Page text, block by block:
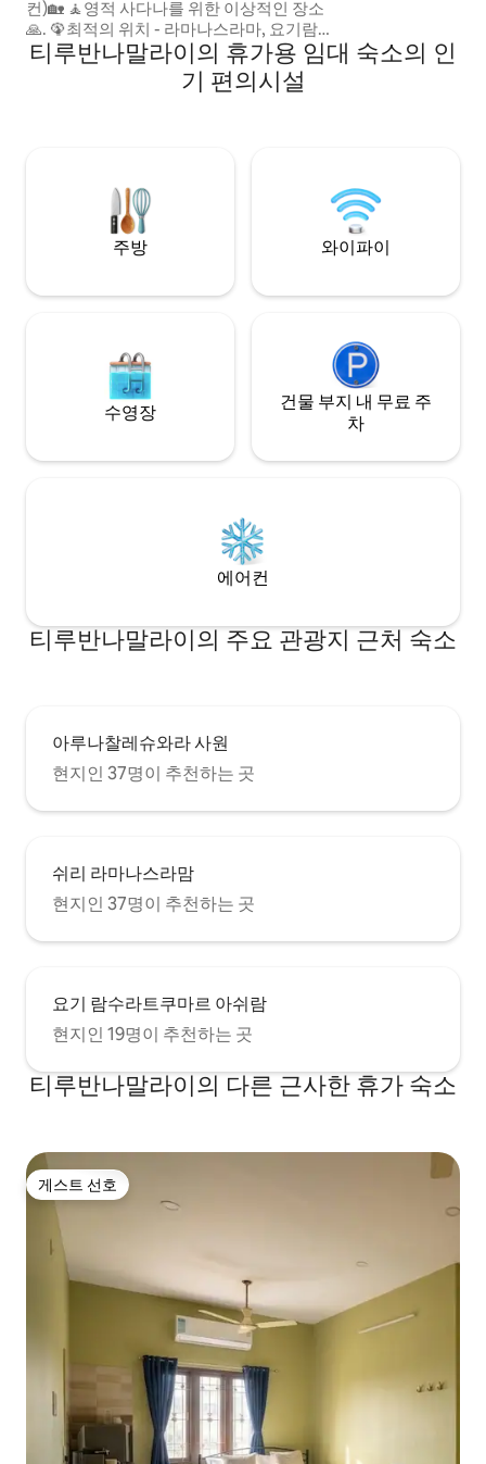
컨)🏡 🧘영적 사다나를 위한 이상적인 장소
🙏. 🦚최적의 위치 - 라마나스라마, 요기람
& 세샤드리 아쉬람까지 도보로 몇 분🚶 좋
은 레스토랑, 자동차 스탠드 및 상점에서 가
티루반나말라이의 휴가용 임대 숙소의 인
기 편의시설
주방 와이파이
수영장
건물 부지 내 무료 주
차
에어컨
티루반나말라이의 주요 관광지 근처 숙소
아루나찰레슈와라 사원
현지인 37명이 추천하는 곳
쉬리 라마나스라맘
현지인 37명이 추천하는 곳
요기 람수라트쿠마르 아쉬람
현지인 19명이 추천하는 곳
티루반나말라이의 다른 근사한 휴가 숙소
게스트 선호
게스트 선호